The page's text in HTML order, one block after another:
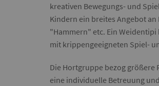
kreativen Bewegungs- und
Kindern ein breites Angebot
"Hammern" etc. Ein
mit krippengeeigneten Spiel-
Die Hortgruppe bezog größere
eine individuelle Betreuung